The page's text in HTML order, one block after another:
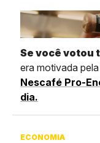
Se você
era motivada
Nescafé Pro-
dia.
ECONOMIA